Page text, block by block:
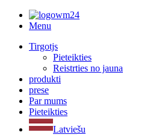
Menu
Tirgotjs
Pieteikties
Reistrties no jauna
produkti
prese
Par mums
Pieteikties
Latviešu